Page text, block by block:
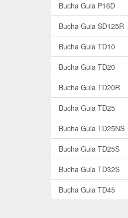
Bucha Guia P16D
Bucha Guia SD125R
Bucha Guia TD10
Bucha Guia TD20
Bucha Guia TD20R
Bucha Guia TD25
Bucha Guia TD25NS
Bucha Guia TD25S
Bucha Guia TD32S
Bucha Guia TD45